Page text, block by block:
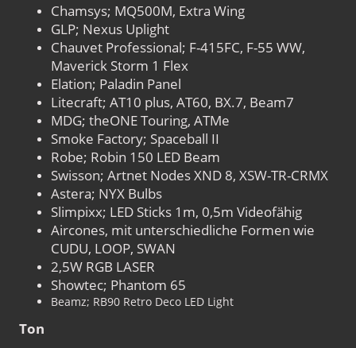
Chamsys; MQ500M, Extra Wing
GLP; Nexus Uplight
Chauvet Professional; F-415FC, F-55 WW,
Maverick Storm 1 Flex
Elation; Paladin Panel
Litecraft; AT10 plus, AT60, BX.7, Beam7
MDG; theONE Touring, ATMe
Smoke Factory; Spaceball II
Robe; Robin 150 LED Beam
Swisson; Artnet Nodes XND 8, XSW-TR-CRMX
Astera; NYX Bulbs
Slimpixx; LED Sticks 1m, 0,5m Videofähig
Aircones, mit unterschiedliche Formen wie
CUDU, LOOP, SWAN
2,5W RGB LASER
Showtec; Phantom 65
Beamz; RB90 Retro Deco LED Light
Ton